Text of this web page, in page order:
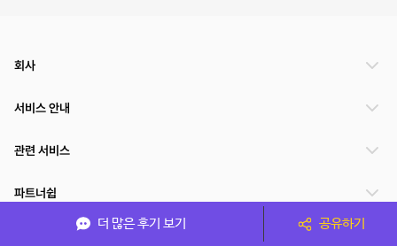
더 많은 후기 보기 공유하기
회사
서비스 안내
관련 서비스
파트너쉽
서비스 제공 국가